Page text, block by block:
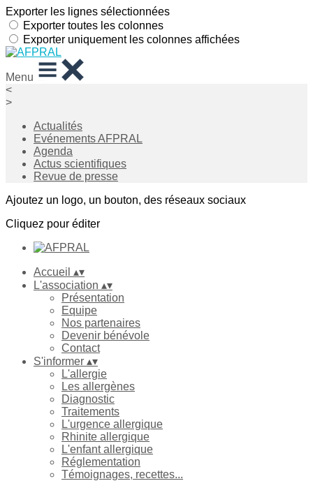
Exporter les lignes sélectionnées
Exporter toutes les colonnes
Exporter uniquement les colonnes affichées
Menu
<
>
Actualités
Evénements AFPRAL
Agenda
Actus scientifiques
Revue de presse
Ajoutez un logo, un bouton, des réseaux sociaux
Cliquez pour éditer
Accueil ▴▾
L'association ▴▾
Présentation
Equipe
Nos partenaires
Devenir bénévole
Contact
S'informer ▴▾
L'allergie
Les allergènes
Diagnostic
Traitements
L'urgence allergique
Rhinite allergique
L'enfant allergique
Réglementation
Témoignages, recettes...